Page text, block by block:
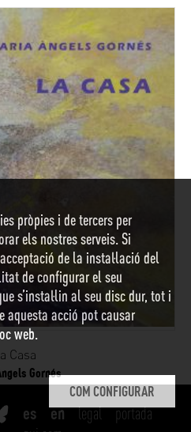
Casa
Gornés
pròpies i de tercers per
els nostres serveis. Si
de la instal·lació del
de configurar el seu
s’instal·lin al seu disc dur, tot i
aquesta acció pot causar
web.
COM CONFIGURAR
legal
portada